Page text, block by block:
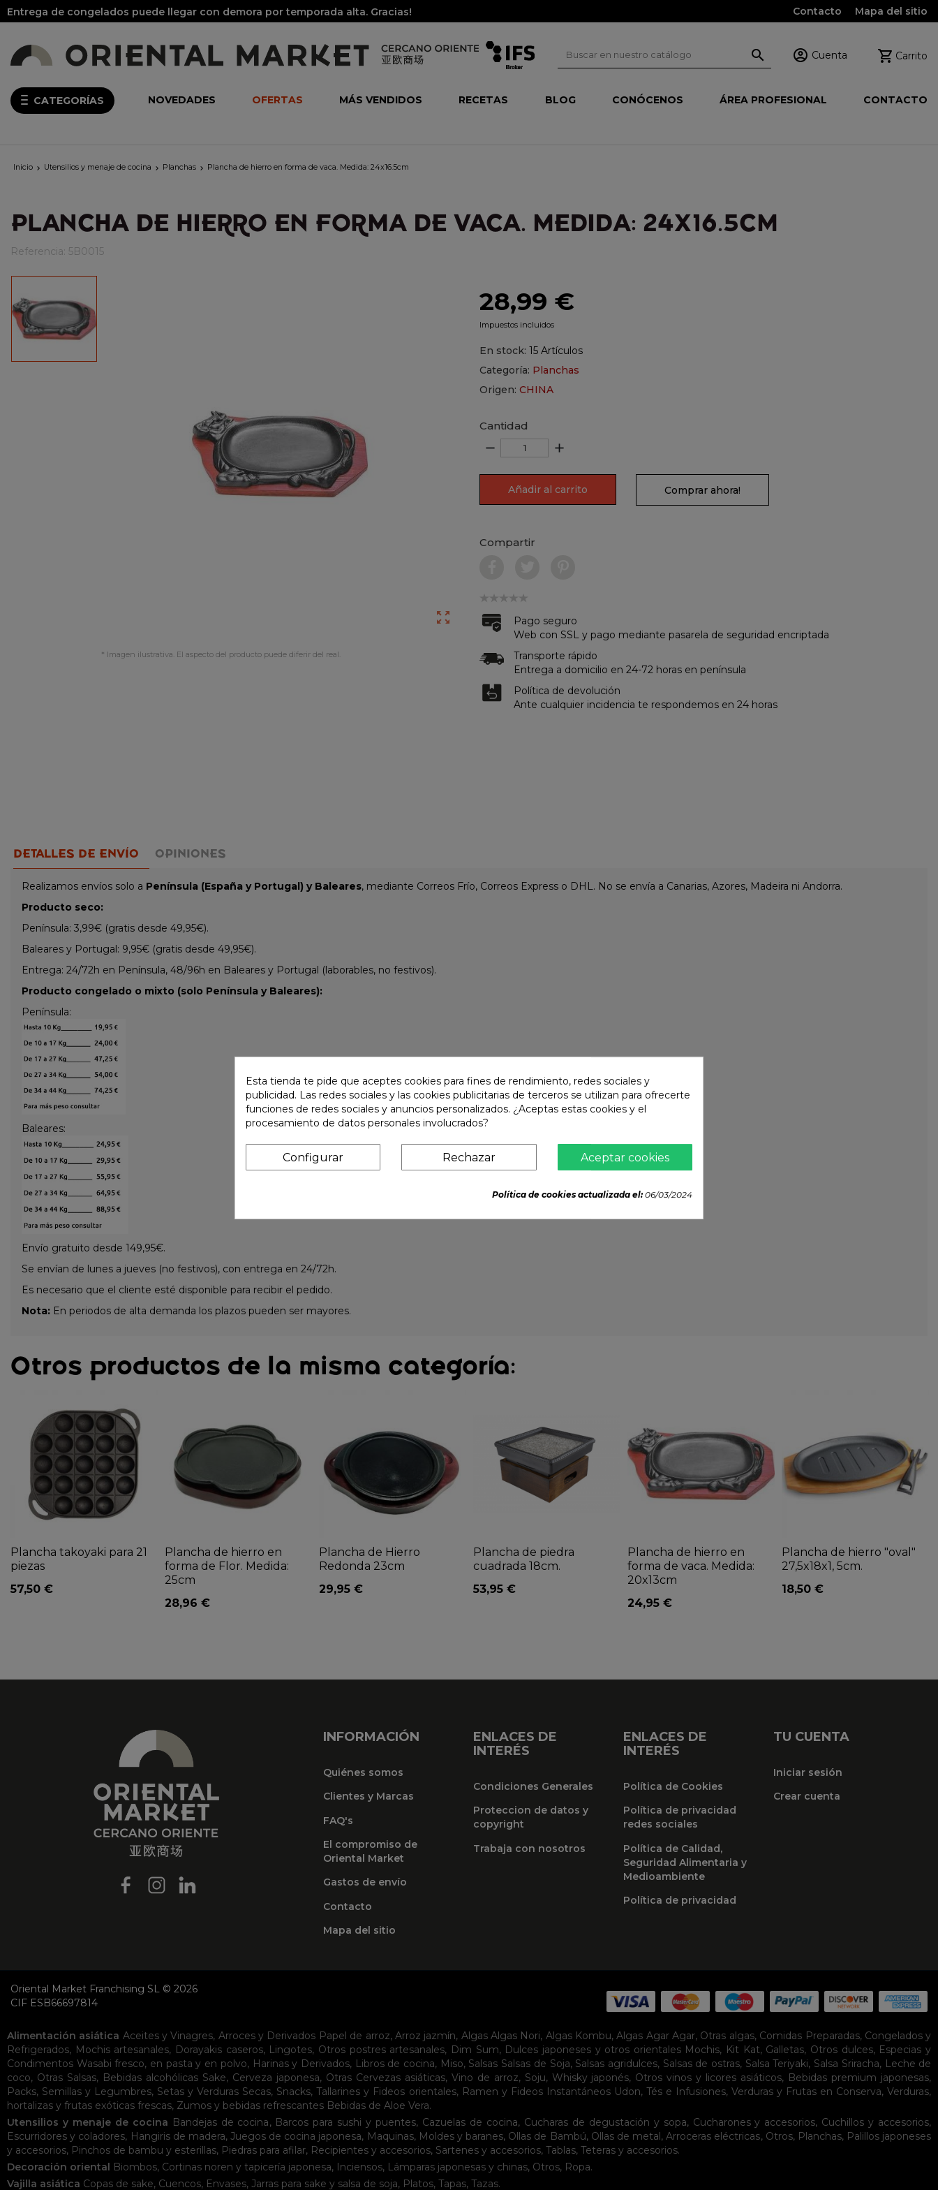
Entrega de congelados puede llegar con demora por temporada alta. Gracias! Contacto Mapa del sitio
  Cuenta  Carrito
CATEGORÍAS NOVEDADES OFERTAS MÁS VENDIDOS RECETAS BLOG CONÓCENOS ÁREA PROFESIONAL CONTACTO
Inicio  Utensilios y menaje de cocina  Planchas  Plancha de hierro en forma de vaca. Medida: 24x16.5cm
PLANCHA DE HIERRO EN FORMA DE VACA. MEDIDA: 24X16.5CM
Referencia: 5B0015

* Imagen ilustrativa. El aspecto del producto puede diferir del real.
28,99 €
Impuestos incluidos
En stock: 15 Artículos
Categoría: Planchas
Origen: CHINA
Cantidad
remove add
Añadir al carrito Comprar ahora!
Compartir
Pago seguro
Web con SSL y pago mediante pasarela de seguridad encriptada
Transporte rápido
Entrega a domicilio en 24-72 horas en península
Política de devolución
Ante cualquier incidencia te respondemos en 24 horas
DETALLES DE ENVÍO OPINIONES
Realizamos envíos solo a Península (España y Portugal) y Baleares, mediante Correos Frío, Correos Express o DHL. No se envía a Canarias, Azores, Madeira ni Andorra.
Producto seco:
Península: 3,99€ (gratis desde 49,95€).
Baleares y Portugal: 9,95€ (gratis desde 49,95€).
Entrega: 24/72h en Península, 48/96h en Baleares y Portugal (laborables, no festivos).
Producto congelado o mixto (solo Península y Baleares):
Península:
Baleares:
Envío gratuito desde 149,95€.
Se envían de lunes a jueves (no festivos), con entrega en 24/72h.
Es necesario que el cliente esté disponible para recibir el pedido.
Nota: En periodos de alta demanda los plazos pueden ser mayores.
Otros productos de la misma categoría:
Plancha takoyaki para 21
piezas
57,50 €
Plancha de hierro en
forma de Flor. Medida:
25cm
28,96 €
Plancha de Hierro
Redonda 23cm
29,95 €
Plancha de piedra
cuadrada 18cm.
53,95 €
Plancha de hierro en
forma de vaca. Medida:
20x13cm
24,95 €
Plancha de hierro "oval"
27,5x18x1, 5cm.
18,50 €
INFORMACIÓN
Quiénes somos
Clientes y Marcas
FAQ's
El compromiso de
Oriental Market
Gastos de envío
Contacto
Mapa del sitio
ENLACES DE
INTERÉS
Condiciones Generales
Proteccion de datos y
copyright
Trabaja con nosotros
ENLACES DE
INTERÉS
Política de Cookies
Política de privacidad
redes sociales
Política de Calidad,
Seguridad Alimentaria y
Medioambiente
Política de privacidad
TU CUENTA
Iniciar sesión
Crear cuenta
Oriental Market Franchising SL © 2026
CIF ESB66697814
Alimentación asiática Aceites y Vinagres, Arroces y Derivados Papel de arroz, Arroz jazmín, Algas Algas Nori, Algas Kombu,Algas Agar Agar, Otras algas, Comidas Preparadas, Congelados y
Refrigerados, Mochis artesanales, Dorayakis caseros, Lingotes, Otros postres artesanales, Dim Sum, Dulces japoneses y otros orientales Mochis, Kit Kat, Galletas, Otros dulces, Especias y
Condimentos Wasabi fresco, en pasta y en polvo, Harinas y Derivados, Libros de cocina, Miso, Salsas Salsas de Soja, Salsas agridulces, Salsas de ostras, Salsa Teriyaki, Salsa Sriracha, Leche de
coco, Otras Salsas, Bebidas alcohólicas Sake, Cerveza japonesa, Otras Cervezas asiáticas, Vino de arroz, Soju, Whisky japonés, Otros vinos y licores asiáticos, Bebidas premium japonesas,
Packs, Semillas y Legumbres, Setas y Verduras Secas, Snacks,Tallarines y Fideos orientales, Ramen y Fideos Instantáneos Udon, Tés e Infusiones, Verduras y Frutas en Conserva,Verduras,
hortalizas y frutas exóticas frescas, Zumos y bebidas refrescantes Bebidas de Aloe Vera.
Utensilios y menaje de cocina Bandejas de cocina, Barcos para sushi y puentes, Cazuelas de cocina, Cucharas de degustación y sopa, Cucharones y accesorios, Cuchillos y accesorios,
Escurridores y coladores, Hangiris de madera, Juegos de cocina japonesa, Maquinas, Moldes y baranes, Ollas de Bambú, Ollas de metal,Arroceras eléctricas, Otros, Planchas, Palillos japoneses
y accesorios, Pinchos de bambu y esterillas, Piedras para afilar, Recipientes y accesorios, Sartenes y accesorios, Tablas, Teteras y accesorios.
Decoración oriental Biombos, Cortinas noren y tapicería japonesa, Inciensos, Lámparas japonesas y chinas, Otros, Ropa.
Vajilla asiática Copas de sake, Cuencos, Envases, Jarras para sake y salsa de soja, Platos, Tapas, Tazas.
Esta tienda te pide que aceptes cookies para fines de rendimiento, redes sociales y
publicidad. Las redes sociales y las cookies publicitarias de terceros se utilizan para ofrecerte
funciones de redes sociales y anuncios personalizados. ¿Aceptas estas cookies y el
procesamiento de datos personales involucrados?
Aceptar cookies
Rechazar
Configurar
Política de cookies actualizada el:06/03/2024